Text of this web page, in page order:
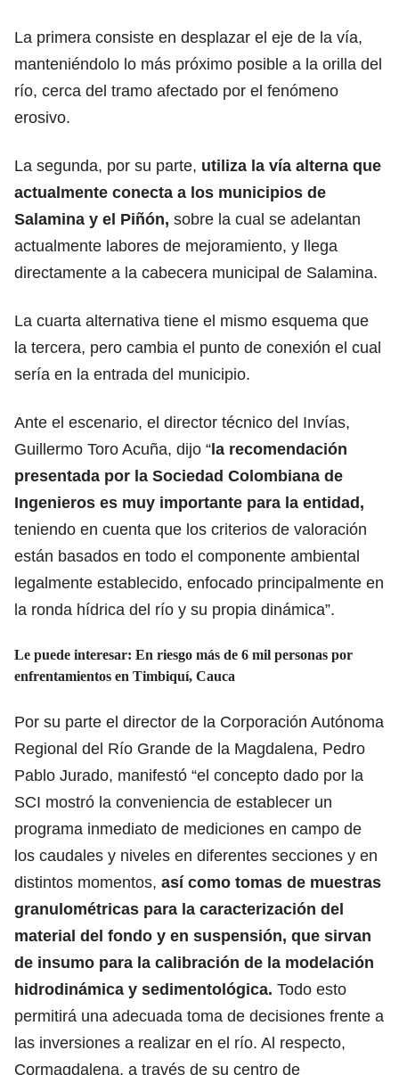
La primera consiste en desplazar el eje de la vía,
manteniéndolo lo más próximo posible a la orilla del
río, cerca del tramo afectado por el fenómeno
erosivo.
La segunda, por su parte, utiliza la vía alterna que
actualmente conecta a los municipios de
Salamina y el Piñón, sobre la cual se adelantan
actualmente labores de mejoramiento, y llega
directamente a la cabecera municipal de Salamina.
La cuarta alternativa tiene el mismo esquema que
la tercera, pero cambia el punto de conexión el cual
sería en la entrada del municipio.
Ante el escenario, el director técnico del Invías,
Guillermo Toro Acuña, dijo “la recomendación
presentada por la Sociedad Colombiana de
Ingenieros es muy importante para la entidad,
teniendo en cuenta que los criterios de valoración
están basados en todo el componente ambiental
legalmente establecido, enfocado principalmente en
la ronda hídrica del río y su propia dinámica”.
Le puede interesar: En riesgo más de 6 mil personas por
enfrentamientos en Timbiquí, Cauca
Por su parte el director de la Corporación Autónoma
Regional del Río Grande de la Magdalena, Pedro
Pablo Jurado, manifestó “el concepto dado por la
SCI mostró la conveniencia de establecer un
programa inmediato de mediciones en campo de
los caudales y niveles en diferentes secciones y en
distintos momentos, así como tomas de muestras
granulométricas para la caracterización del
material del fondo y en suspensión, que sirvan
de insumo para la calibración de la modelación
hidrodinámica y sedimentológica. Todo esto
permitirá una adecuada toma de decisiones frente a
las inversiones a realizar en el río. Al respecto,
Cormagdalena, a través de su centro de